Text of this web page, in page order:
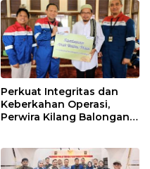
Perkuat Integritas dan
Keberkahan Operasi,
Perwira Kilang Balongan